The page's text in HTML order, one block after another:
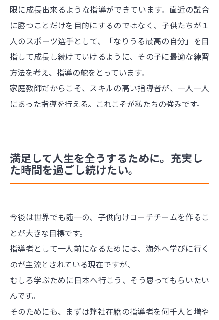
限に成長出来るような指導ができています。直近の試合
に勝つことだけを目的にするのではなく、子供たちが１
人のスポーツ選手として、「なりうる最高の自分」を目
指して成長し続けていけるように、その子に最適な練習
方法を考え、指導の舵をとっています。
家庭教師だからこそ、スキルの高い指導者が、一人一人
にあった指導を行える。これこそが私たちの強みです。
満足して人生を全うするために。充実し
た時間を過ごし続けたい。
今後は世界でも随一の、子供向けコーチチームを作るこ
とが大きな目標です。
指導者として一人前になるためには、海外へ学びに行く
のが主流とされている現在ですが、
むしろ学ぶために日本へ行こう、そう思ってもらいたい
んです。
そのためにも、まずは弊社在籍の指導者を何千人と増や